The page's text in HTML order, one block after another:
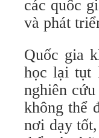
các quốc
và phát
Quốc gia
học lại tụt
nghiên
không thể
nơi dạy